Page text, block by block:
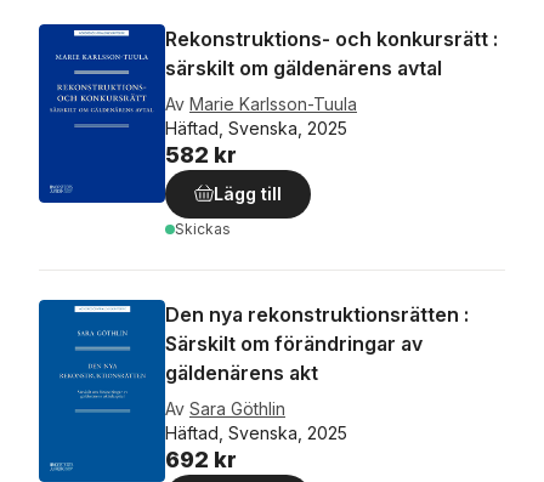
Rekonstruktions- och konkursrätt :
särskilt om gäldenärens avtal
Av Marie Karlsson-Tuula
Häftad, Svenska, 2025
582 kr
Lägg till
Skickas
Den nya rekonstruktionsrätten :
Särskilt om förändringar av
gäldenärens akt
Av Sara Göthlin
Häftad, Svenska, 2025
692 kr